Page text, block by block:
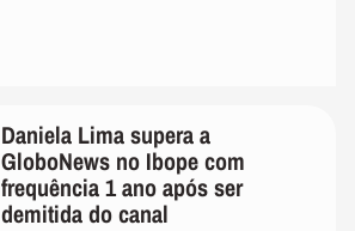
Daniela Lima supera a
GloboNews no Ibope com
frequência 1 ano após ser
demitida do canal